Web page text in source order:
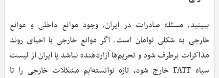
ببینید، مسئله صادرات در ایران، وجود موانع داخلی و موانع
خارجی به شکلی توامان است. اگر موانع خارجی با احیای روند
مذاکرات برطرف شود و تحریم‌ها آزاردهنده نباشد یا ایران از لیست
سیاه FATF خارج شود، تازه توانسته‌ایم مشکلات خارجی را تا